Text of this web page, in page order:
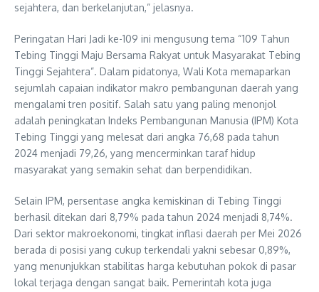
sejahtera, dan berkelanjutan,” jelasnya.
Peringatan Hari Jadi ke-109 ini mengusung tema “109 Tahun
Tebing Tinggi Maju Bersama Rakyat untuk Masyarakat Tebing
Tinggi Sejahtera”. Dalam pidatonya, Wali Kota memaparkan
sejumlah capaian indikator makro pembangunan daerah yang
mengalami tren positif. Salah satu yang paling menonjol
adalah peningkatan Indeks Pembangunan Manusia (IPM) Kota
Tebing Tinggi yang melesat dari angka 76,68 pada tahun
2024 menjadi 79,26, yang mencerminkan taraf hidup
masyarakat yang semakin sehat dan berpendidikan.
Selain IPM, persentase angka kemiskinan di Tebing Tinggi
berhasil ditekan dari 8,79% pada tahun 2024 menjadi 8,74%.
Dari sektor makroekonomi, tingkat inflasi daerah per Mei 2026
berada di posisi yang cukup terkendali yakni sebesar 0,89%,
yang menunjukkan stabilitas harga kebutuhan pokok di pasar
lokal terjaga dengan sangat baik. Pemerintah kota juga